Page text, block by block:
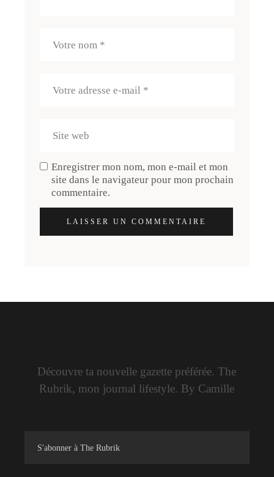
Enregistrer mon nom, mon e-mail et mon
site dans le navigateur pour mon prochain
commentaire.
LAISSER UN COMMENTAIRE
Découvre ta nouvelle gazette préférée. The
Rubrik, mon journal lifestyle. By Camille